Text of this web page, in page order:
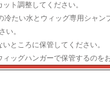
ト調整してください。
たい水とウィッグ専用シャ
い。
ところに保管してください。
ッグハンガーで保管するのを